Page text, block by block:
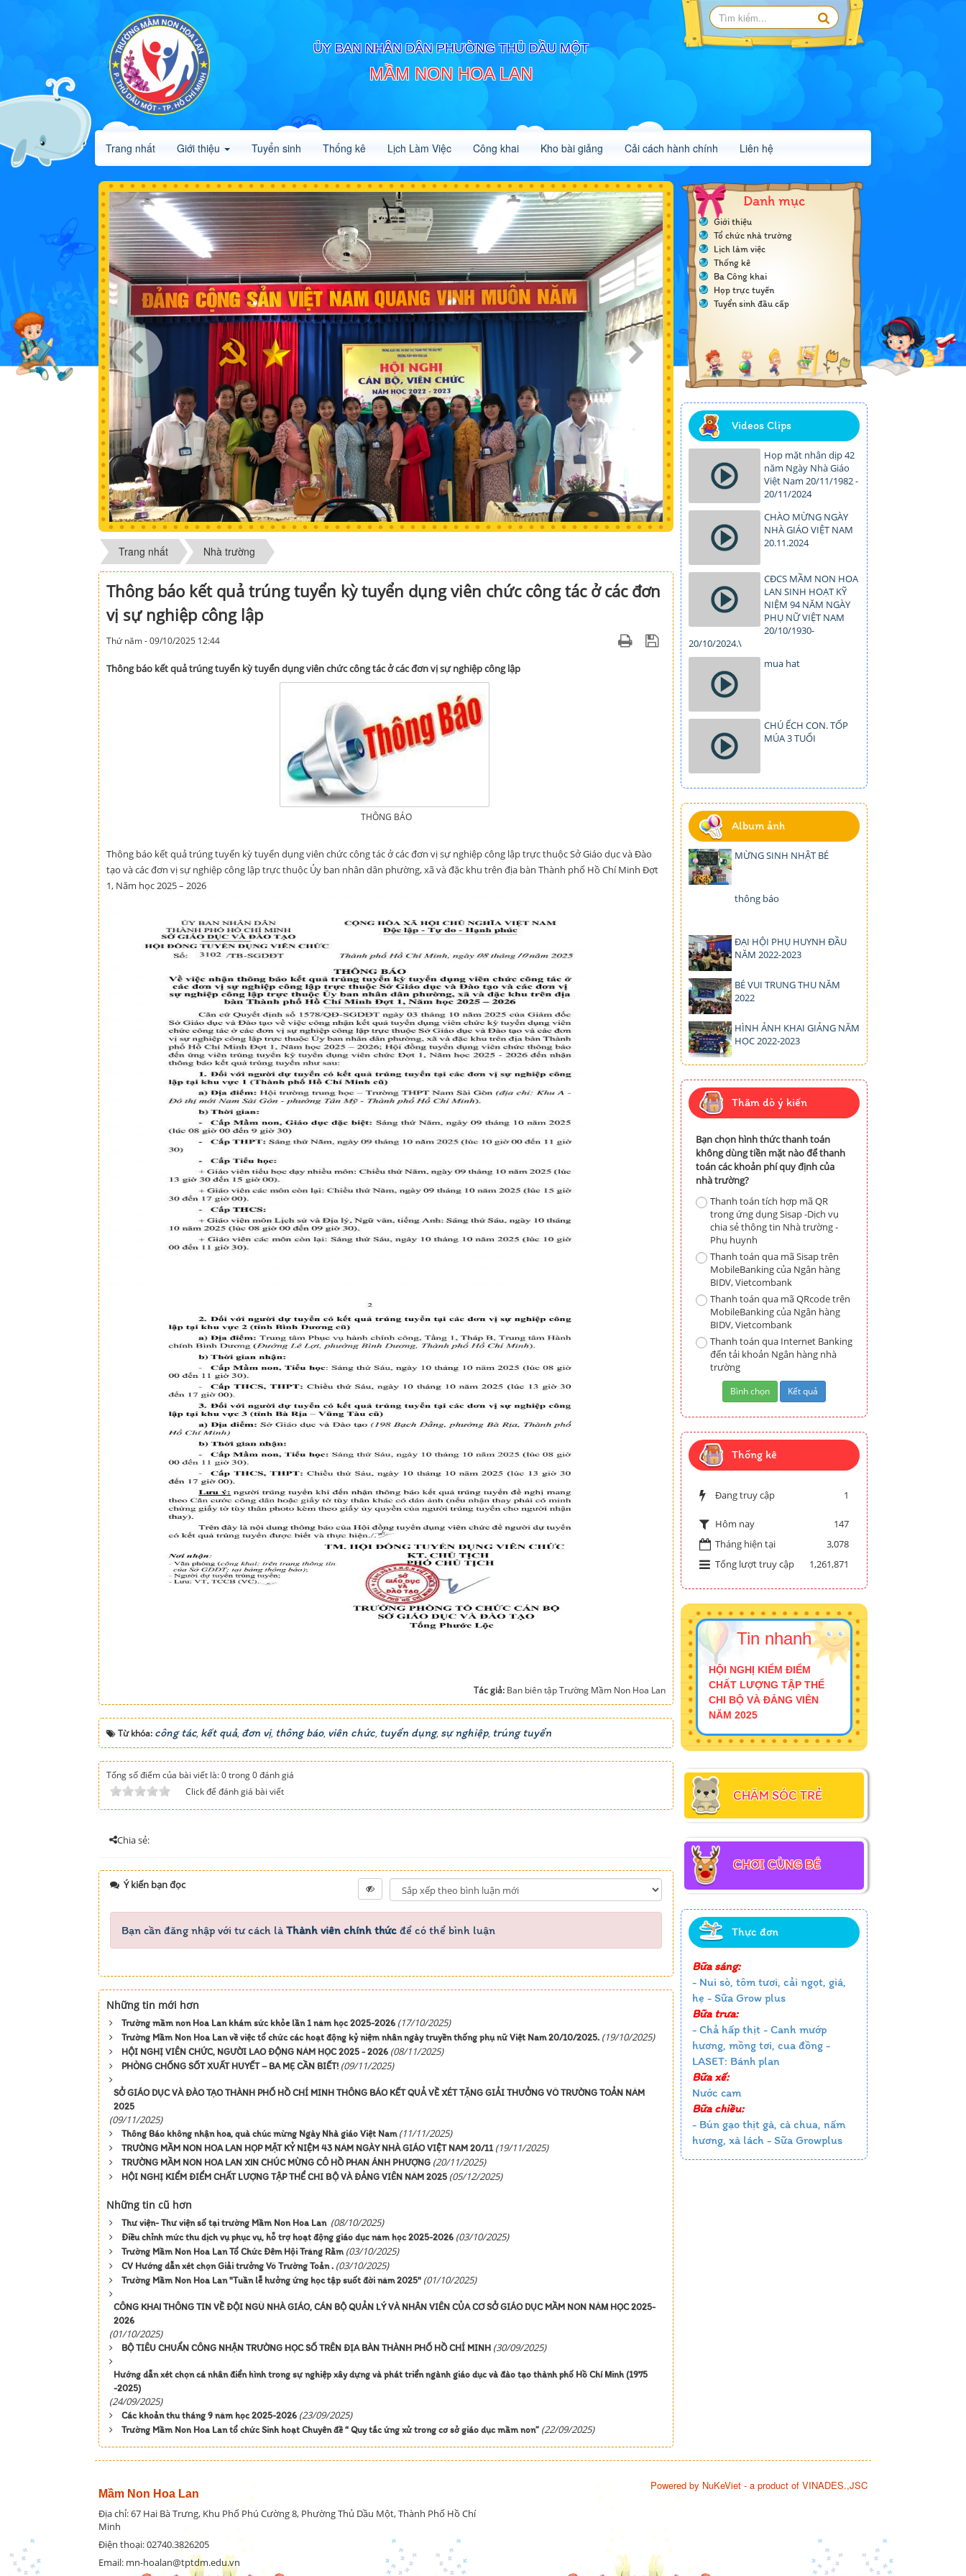
ỦY BAN NHÂN DÂN PHƯỜNG THỦ DẦU MỘT
MẦM NON HOA LAN
Trang nhất Giới thiệu Tuyển sinh Thống kê Lịch Làm Việc Công khai Kho bài giảng Cải cách hành chính Liên hệ
Trang nhất Nhà trường
Thông báo kết quả trúng tuyển kỳ tuyển dụng viên chức công tác ở các đơn
vị sự nghiệp công lập
Thứ năm - 09/10/2025 12:44
Thông báo kết quả trúng tuyển kỳ tuyển dụng viên chức công tác ở các đơn vị sự nghiệp công lập
THÔNG BÁO
Thông báo kết quả trúng tuyển kỳ tuyển dụng viên chức công tác ở các đơn vị sự nghiệp công lập trực thuộc Sở Giáo dục và Đào
tạo và các đơn vị sự nghiệp công lập trực thuộc Ủy ban nhân dân phường, xã và đặc khu trên địa bàn Thành phố Hồ Chí Minh Đợt
1, Năm học 2025 – 2026
Tác giả: Ban biên tập Trường Mầm Non Hoa Lan
Từ khóa: công tác, kết quả, đơn vị, thông báo, viên chức, tuyển dụng, sự nghiệp, trúng tuyển
Tổng số điểm của bài viết là: 0 trong 0 đánh giá
Click để đánh giá bài viết
Chia sẻ:
Ý kiến bạn đọc
Bạn cần đăng nhập với tư cách là Thành viên chính thức để có thể bình luận
Những tin mới hơn
Trường mầm non Hoa Lan khám sức khỏe lần 1 năm học 2025-2026 (17/10/2025)
Trường Mầm Non Hoa Lan về việc tổ chức các hoạt động kỷ niệm nhân ngày truyền thống phụ nữ Việt Nam 20/10/2025. (19/10/2025)
HỘI NGHỊ VIÊN CHỨC, NGƯỜI LAO ĐỘNG NĂM HỌC 2025 - 2026 (08/11/2025)
PHÒNG CHỐNG SỐT XUẤT HUYẾT – BA MẸ CẦN BIẾT! (09/11/2025)
SỞ GIÁO DỤC VÀ ĐÀO TẠO THÀNH PHỐ HỒ CHÍ MINH THÔNG BÁO KẾT QUẢ VỀ XÉT TẶNG GIẢI THƯỞNG VÕ TRƯỜNG TOẢN NĂM
2025
(09/11/2025)
Thông Báo không nhận hoa, quà chúc mừng Ngày Nhà giáo Việt Nam (11/11/2025)
TRƯỜNG MẦM NON HOA LAN HỌP MẶT KỶ NIỆM 43 NĂM NGÀY NHÀ GIÁO VIỆT NAM 20/11 (19/11/2025)
TRƯỜNG MẦM NON HOA LAN XIN CHÚC MỪNG CÔ HỒ PHAN ÁNH PHƯỢNG (20/11/2025)
HỘI NGHỊ KIỂM ĐIỂM CHẤT LƯỢNG TẬP THỂ CHI BỘ VÀ ĐẢNG VIÊN NĂM 2025 (05/12/2025)
Những tin cũ hơn
Thư viện- Thư viện số tại trường Mầm Non Hoa Lan (08/10/2025)
Điều chỉnh mức thu dịch vụ phục vụ, hỗ trợ hoạt động giáo dục năm học 2025-2026 (03/10/2025)
Trường Mầm Non Hoa Lan Tổ Chức Đêm Hội Trăng Rằm (03/10/2025)
CV Hướng dẫn xét chọn Giải trưởng Võ Trường Toản . (03/10/2025)
Trường Mầm Non Hoa Lan "Tuần lễ hưởng ứng học tập suốt đời năm 2025" (01/10/2025)
CÔNG KHAI THÔNG TIN VỀ ĐỘI NGŨ NHÀ GIÁO, CÁN BỘ QUẢN LÝ VÀ NHÂN VIÊN CỦA CƠ SỞ GIÁO DỤC MẦM NON NĂM HỌC 2025-
2026
(01/10/2025)
BỘ TIÊU CHUẨN CÔNG NHẬN TRƯỜNG HỌC SỐ TRÊN ĐỊA BÀN THÀNH PHỐ HỒ CHÍ MINH (30/09/2025)
Hướng dẫn xét chọn cá nhân điển hình trong sự nghiệp xây dựng và phát triển ngành giáo dục và đào tạo thành phố Hồ Chí Minh (1975
-2025)
(24/09/2025)
Các khoản thu tháng 9 năm học 2025-2026 (23/09/2025)
Trường Mầm Non Hoa Lan tổ chức Sinh hoạt Chuyên đề “ Quy tắc ứng xử trong cơ sở giáo dục mầm non” (22/09/2025)
Danh mục
Giới thiệu
Tổ chức nhà trường
Lịch làm việc
Thống kê
Ba Công khai
Họp trực tuyến
Tuyển sinh đầu cấp
Videos Clips
Họp mặt nhân dịp 42
năm Ngày Nhà Giáo
Việt Nam 20/11/1982 -
20/11/2024
CHÀO MỪNG NGÀY
NHÀ GIÁO VIỆT NAM
20.11.2024
CĐCS MẦM NON HOA
LAN SINH HOẠT KỸ
NIỆM 94 NĂM NGÀY
PHỤ NỮ VIỆT NAM
20/10/1930-
20/10/2024.\
mua hat
CHÚ ẾCH CON. TỐP
MÚA 3 TUỔI
Album ảnh
MỪNG SINH NHẬT BÉ
thông báo
ĐẠI HỘI PHỤ HUYNH ĐẦU
NĂM 2022-2023
BÉ VUI TRUNG THU NĂM
2022
HÌNH ẢNH KHAI GIẢNG NĂM
HỌC 2022-2023
Thăm dò ý kiến
Bạn chọn hình thức thanh toán
không dùng tiền mặt nào để thanh
toán các khoản phí quy định của
nhà trường?
Thanh toán tích hợp mã QR
trong ứng dụng Sisap -Dịch vụ
chia sẻ thông tin Nhà trường -
Phụ huynh
Thanh toán qua mã Sisap trên
MobileBanking của Ngân hàng
BIDV, Vietcombank
Thanh toán qua mã QRcode trên
MobileBanking của Ngân hàng
BIDV, Vietcombank
Thanh toán qua Internet Banking
đến tải khoản Ngân hàng nhà
trường
Thống kê
Đang truy cập 1
Hôm nay
147
Tháng hiện tại
3,078
Tổng lượt truy cập
1,261,871
Tin nhanh
HỘI NGHỊ KIỂM ĐIỂM
CHẤT LƯỢNG TẬP THỂ
CHI BỘ VÀ ĐẢNG VIÊN
NĂM 2025
CHĂM SÓC TRẺ
CHƠI CÙNG BÉ
Thực đơn
Bữa sáng:
- Nui sò, tôm tươi, cải ngọt, giá,
hẹ - Sữa Grow plus
Bữa trưa:
- Chả hấp thịt - Canh mướp
hương, mồng tơi, cua đồng -
LASET: Bánh plan
Bữa xế:
Nước cam
Bữa chiều:
- Bún gạo thịt gà, cà chua, nấm
hương, xà lách - Sữa Growplus
Mầm Non Hoa Lan
Địa chỉ: 67 Hai Bà Trưng, Khu Phố Phú Cường 8, Phường Thủ Dầu Một, Thành Phố Hồ Chí
Minh
Điện thoại: 02740.3826205
Email: mn-hoalan@tptdm.edu.vn
Powered by NuKeViet - a product of VINADES.,JSC